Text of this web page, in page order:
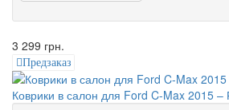
3 299 грн.
Предзаказ
Коврики в салон для Ford C-Max 2015 –